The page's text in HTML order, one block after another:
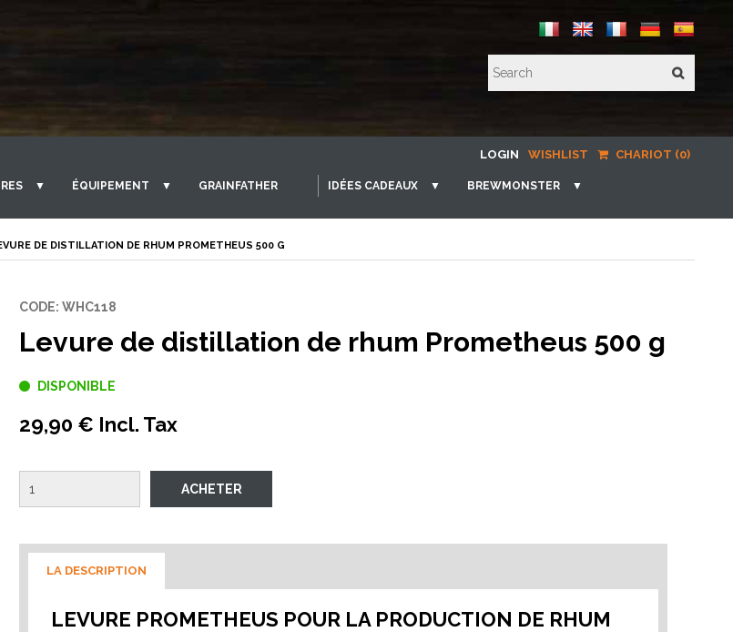
LOGIN WISHLIST CHARIOT (0)
▼ ÉQUIPEMENT ▼ GRAINFATHER IDÉES CADEAUX ▼ BREWMONSTER
▼
DE DISTILLATION DE RHUM PROMETHEUS 500 G
CODE: WHC118
Levure de distillation de rhum Prometheus 500 g
DISPONIBLE
29,90 € Incl. Tax
LA DESCRIPTION
LEVURE PROMETHEUS POUR LA PRODUCTION DE RHUM